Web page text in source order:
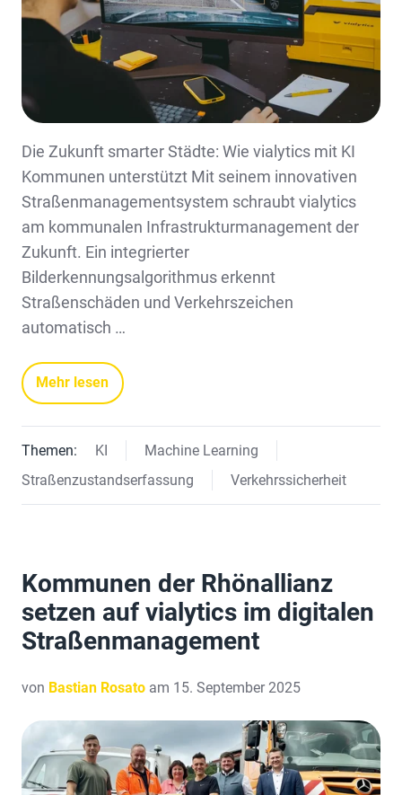
Die Zukunft smarter Städte: Wie vialytics mit KI
Kommunen unterstützt Mit seinem innovativen
Straßenmanagementsystem schraubt vialytics
am kommunalen Infrastrukturmanagement der
Zukunft. Ein integrierter
Bilderkennungsalgorithmus erkennt
Straßenschäden und Verkehrszeichen
automatisch …
Mehr lesen
Themen: KI
Machine Learning
Straßenzustandserfassung
Verkehrssicherheit
Kommunen der Rhönallianz
setzen auf vialytics im digitalen
Straßenmanagement
von Bastian Rosato am 15. September 2025